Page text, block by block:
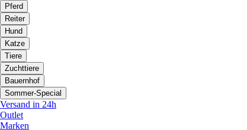
Pferd
Reiter
Hund
Katze
Tiere
Zuchttiere
Bauernhof
Sommer-Special
Versand in 24h
Outlet
Marken